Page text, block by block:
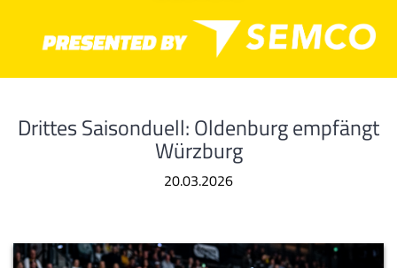
Drittes Saisonduell: Oldenburg empfängt
Würzburg
20.03.2026